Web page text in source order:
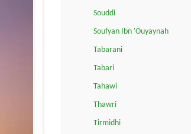
Souddi
Soufyan Ibn 'Ouyaynah
Tabarani
Tabari
Tahawi
Thawri
Tirmidhi